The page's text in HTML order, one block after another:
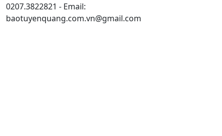
0207.3822821 - Email:
baotuyenquang.com.vn@gmail.com